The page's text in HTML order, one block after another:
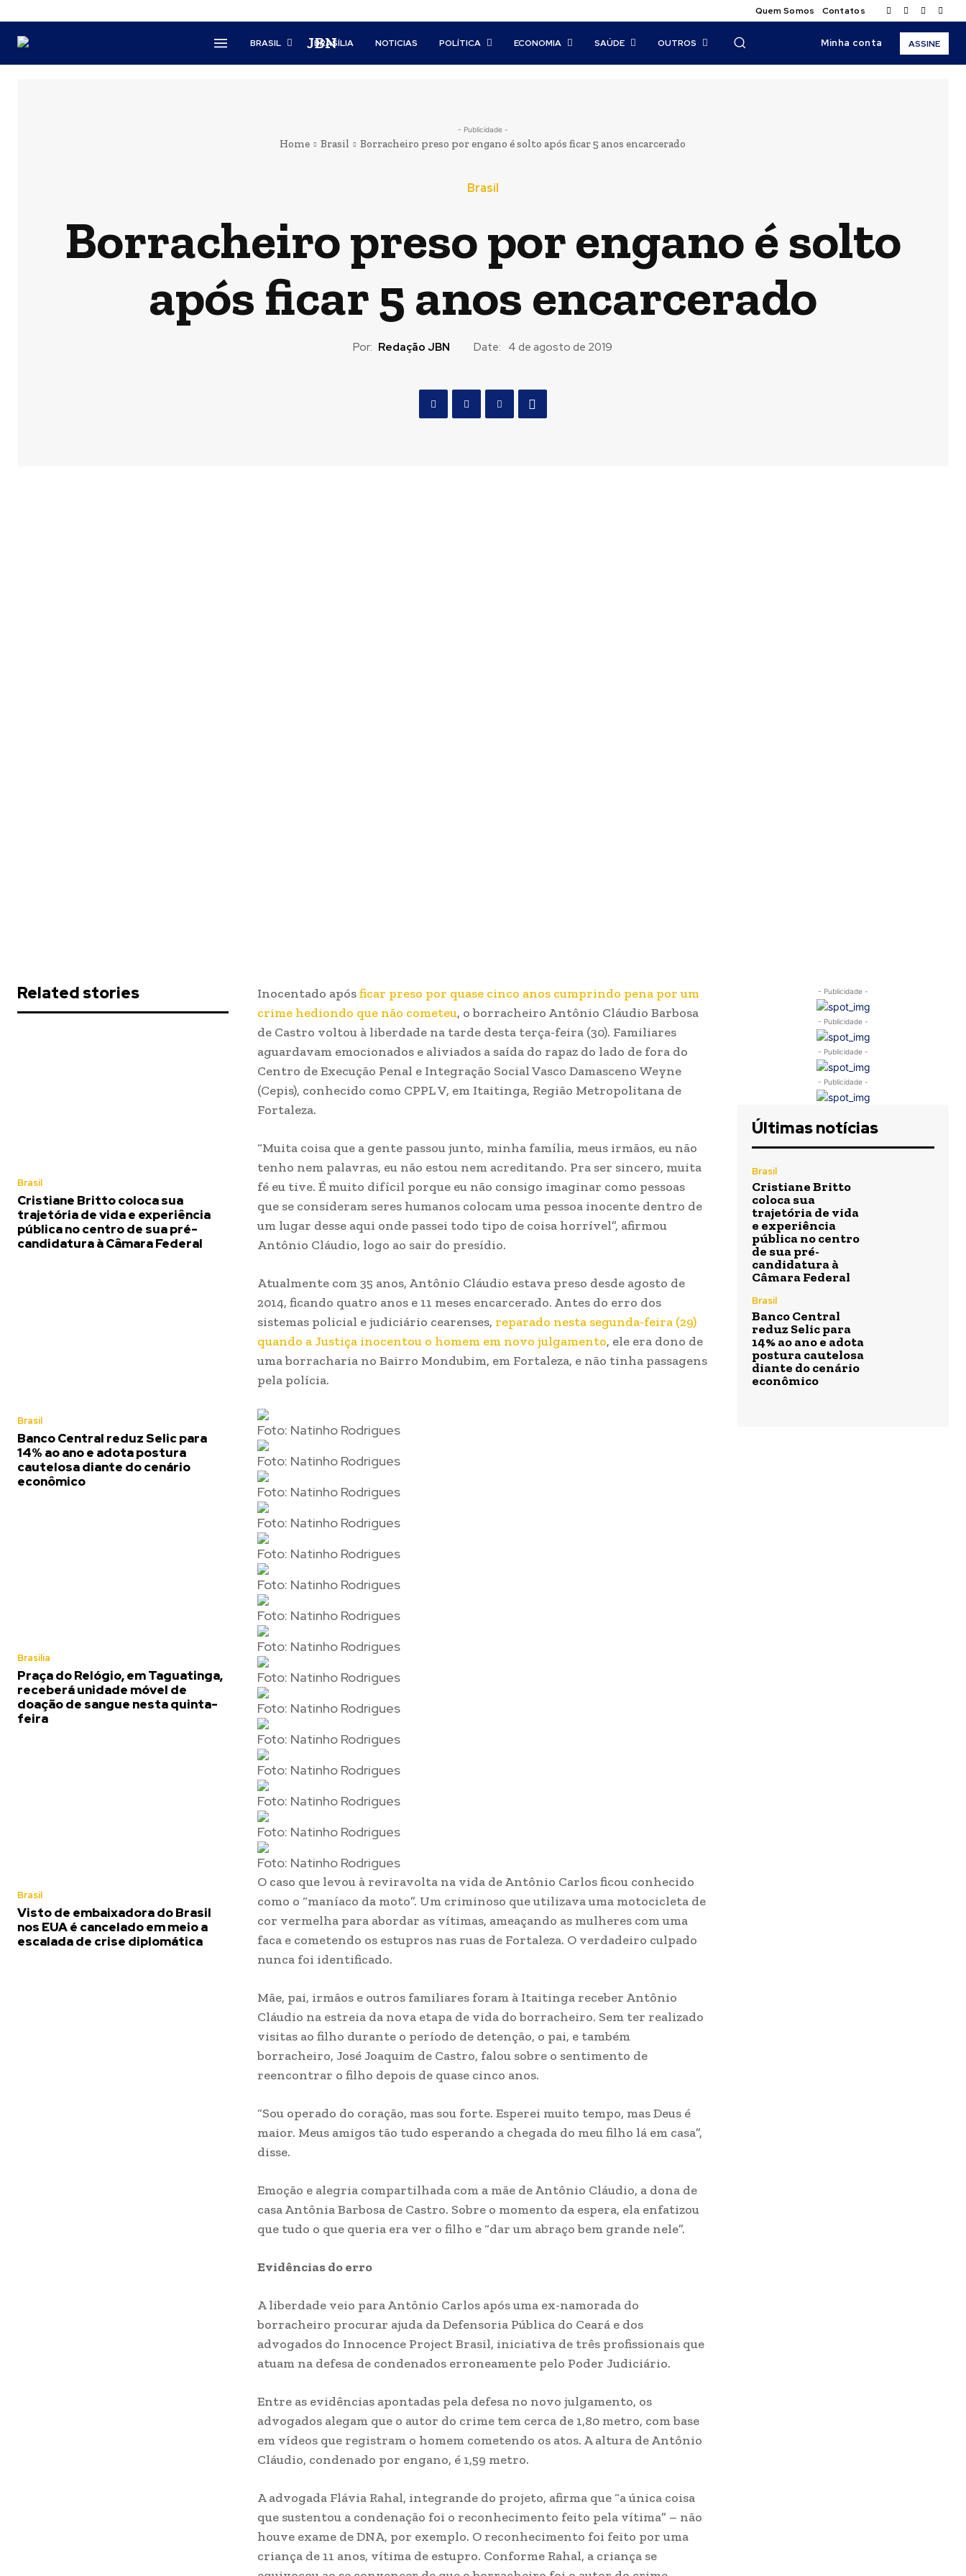
Quem Somos Contatos
JBN
BRASIL BRASÍLIA NOTICIAS POLÍTICA ECONOMIA SAÚDE OUTROS Minha conta ASSINE
- Publicidade -
Home Brasil Borracheiro preso por engano é solto após ficar 5 anos encarcerado
Brasil
Borracheiro preso por engano é solto
após ficar 5 anos encarcerado
Por: Redação JBN Date: 4 de agosto de 2019
Related stories
Brasil
Cristiane Britto coloca sua
trajetória de vida e experiência
pública no centro de sua pré-
candidatura à Câmara Federal
Brasil
Banco Central reduz Selic para
14% ao ano e adota postura
cautelosa diante do cenário
econômico
Brasília
Praça do Relógio, em Taguatinga,
receberá unidade móvel de
doação de sangue nesta quinta-
feira
Brasil
Visto de embaixadora do Brasil
nos EUA é cancelado em meio a
escalada de crise diplomática
Inocentado apósficar preso por quase cinco anos cumprindo pena por um
crime hediondo que não cometeu, o borracheiro Antônio Cláudio Barbosa
de Castro voltou à liberdade na tarde desta terça-feira (30). Familiares
aguardavam emocionados e aliviados a saída do rapaz do lado de fora do
Centro de Execução Penal e Integração Social Vasco Damasceno Weyne
(Cepis), conhecido como CPPL V, em Itaitinga, Região Metropolitana de
Fortaleza.
“Muita coisa que a gente passou junto, minha família, meus irmãos, eu não
tenho nem palavras, eu não estou nem acreditando. Pra ser sincero, muita
fé eu tive. É muito difícil porque eu não consigo imaginar como pessoas
que se consideram seres humanos colocam uma pessoa inocente dentro de
um lugar desse aqui onde passei todo tipo de coisa horrível”, afirmou
Antônio Cláudio, logo ao sair do presídio.
Atualmente com 35 anos, Antônio Cláudio estava preso desde agosto de
2014, ficando quatro anos e 11 meses encarcerado. Antes do erro dos
sistemas policial e judiciário cearenses, reparado nesta segunda-feira (29)
quando a Justiça inocentou o homem em novo julgamento, ele era dono de
uma borracharia no Bairro Mondubim, em Fortaleza, e não tinha passagens
pela polícia.
Foto: Natinho Rodrigues
Foto: Natinho Rodrigues
Foto: Natinho Rodrigues
Foto: Natinho Rodrigues
Foto: Natinho Rodrigues
Foto: Natinho Rodrigues
Foto: Natinho Rodrigues
Foto: Natinho Rodrigues
Foto: Natinho Rodrigues
Foto: Natinho Rodrigues
Foto: Natinho Rodrigues
Foto: Natinho Rodrigues
Foto: Natinho Rodrigues
Foto: Natinho Rodrigues
Foto: Natinho Rodrigues
O caso que levou à reviravolta na vida de Antônio Carlos ficou conhecido
como o “maníaco da moto”. Um criminoso que utilizava uma motocicleta de
cor vermelha para abordar as vítimas, ameaçando as mulheres com uma
faca e cometendo os estupros nas ruas de Fortaleza. O verdadeiro culpado
nunca foi identificado.
Mãe, pai, irmãos e outros familiares foram à Itaitinga receber Antônio
Cláudio na estreia da nova etapa de vida do borracheiro. Sem ter realizado
visitas ao filho durante o período de detenção, o pai, e também
borracheiro, José Joaquim de Castro, falou sobre o sentimento de
reencontrar o filho depois de quase cinco anos.
“Sou operado do coração, mas sou forte. Esperei muito tempo, mas Deus é
maior. Meus amigos tão tudo esperando a chegada do meu filho lá em casa”,
disse.
Emoção e alegria compartilhada com a mãe de Antônio Cláudio, a dona de
casa Antônia Barbosa de Castro. Sobre o momento da espera, ela enfatizou
que tudo o que queria era ver o filho e “dar um abraço bem grande nele”.
Evidências do erro
A liberdade veio para Antônio Carlos após uma ex-namorada do
borracheiro procurar ajuda da Defensoria Pública do Ceará e dos
advogados do Innocence Project Brasil, iniciativa de três profissionais que
atuam na defesa de condenados erroneamente pelo Poder Judiciário.
Entre as evidências apontadas pela defesa no novo julgamento, os
advogados alegam que o autor do crime tem cerca de 1,80 metro, com base
em vídeos que registram o homem cometendo os atos. A altura de Antônio
Cláudio, condenado por engano, é 1,59 metro.
A advogada Flávia Rahal, integrande do projeto, afirma que “a única coisa
que sustentou a condenação foi o reconhecimento feito pela vítima” – não
houve exame de DNA, por exemplo. O reconhecimento foi feito por uma
criança de 11 anos, vítima de estupro. Conforme Rahal, a criança se
- Publicidade -
- Publicidade -
- Publicidade -
- Publicidade -
Últimas notícias
Brasil
Cristiane Britto
coloca sua
trajetória de vida
e experiência
pública no centro
de sua pré-
candidatura à
Câmara Federal
Brasil
Banco Central
reduz Selic para
14% ao ano e adota
postura cautelosa
diante do cenário
econômico